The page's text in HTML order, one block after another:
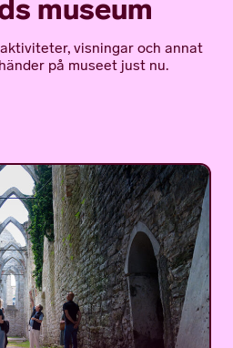
museum
visningar och annat
på museet just nu.